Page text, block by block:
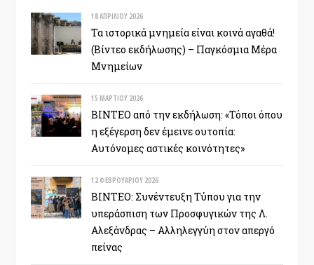
18 ΑΠΡΙΛΊΟΥ 2026
Τα ιστορικά μνημεία είναι κοινά αγαθά!
(Βίντεο εκδήλωσης) – Παγκόσμια Μέρα
Μνημείων
15 ΜΑΡΤΊΟΥ 2026
ΒΙΝΤΕΟ από την εκδήλωση: «Τόποι όπου
η εξέγερση δεν έμεινε ουτοπία:
Αυτόνομες αστικές κοινότητες»
12 ΦΕΒΡΟΥΑΡΊΟΥ 2026
ΒΙΝΤΕΟ: Συνέντευξη Τύπου για την
υπεράσπιση των Προσφυγικών της Λ.
Αλεξάνδρας – Αλληλεγγύη στον απεργό
πείνας